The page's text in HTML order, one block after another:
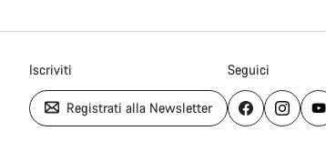
Iscriviti
Registrati alla Newsletter
Seguici